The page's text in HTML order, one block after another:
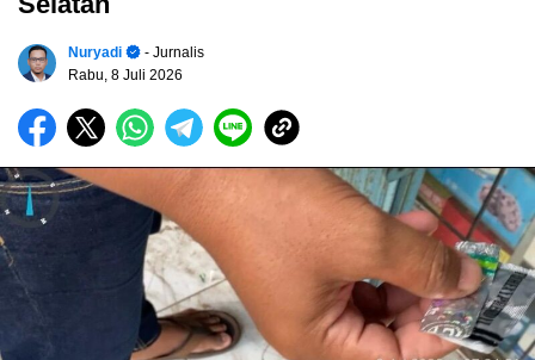
Nuryadi
- Jurnalis
Rabu, 8 Juli 2026